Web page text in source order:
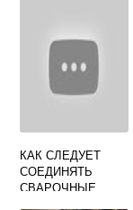
КАК СЛЕДУЕТ
СОЕДИНЯТЬ
СВАРОЧНЫЕ